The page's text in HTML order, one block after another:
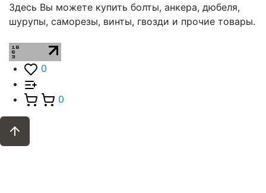
Здесь Вы можете купить болты, анкера, дюбеля,
шурупы, саморезы, винты, гвозди и прочие товары.
0
0